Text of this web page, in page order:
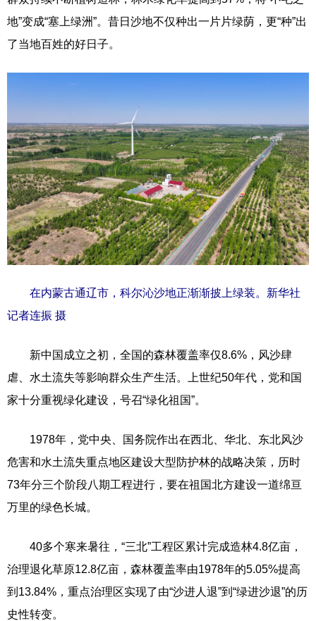
地”变成“塞上绿洲”。昔日沙地不仅种出一片片绿荫，更“种”出
了当地百姓的好日子。
在内蒙古通辽市，科尔沁沙地正渐渐披上绿装。新华社
记者连振 摄
新中国成立之初，全国的森林覆盖率仅8.6%，风沙肆
虐、水土流失等影响群众生产生活。上世纪50年代，党和国
家十分重视绿化建设，号召“绿化祖国”。
1978年，党中央、国务院作出在西北、华北、东北风沙
危害和水土流失重点地区建设大型防护林的战略决策，历时
73年分三个阶段八期工程进行，要在祖国北方建设一道绵亘
万里的绿色长城。
40多个寒来暑往，“三北”工程区累计完成造林4.8亿亩，
治理退化草原12.8亿亩，森林覆盖率由1978年的5.05%提高
到13.84%，重点治理区实现了由“沙进人退”到“绿进沙退”的历
史性转变。